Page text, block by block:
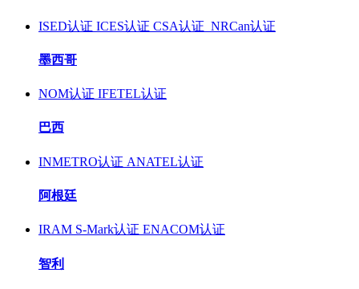
ISED认证 ICES认证 CSA认证 NRCan认证
墨西哥
NOM认证 IFETEL认证
巴西
INMETRO认证 ANATEL认证
阿根廷
IRAM S-Mark认证 ENACOM认证
智利